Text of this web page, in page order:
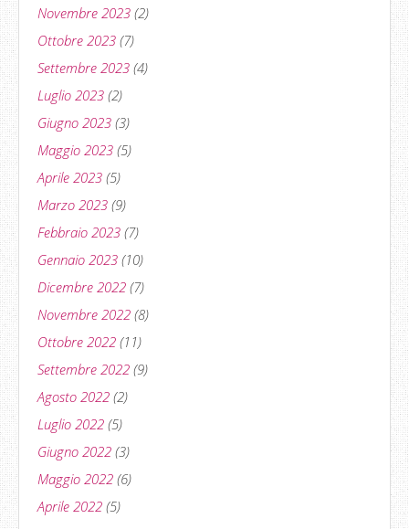
Novembre 2023 (2)
Ottobre 2023 (7)
Settembre 2023 (4)
Luglio 2023 (2)
Giugno 2023 (3)
Maggio 2023 (5)
Aprile 2023 (5)
Marzo 2023 (9)
Febbraio 2023 (7)
Gennaio 2023 (10)
Dicembre 2022 (7)
Novembre 2022 (8)
Ottobre 2022 (11)
Settembre 2022 (9)
Agosto 2022 (2)
Luglio 2022 (5)
Giugno 2022 (3)
Maggio 2022 (6)
Aprile 2022 (5)